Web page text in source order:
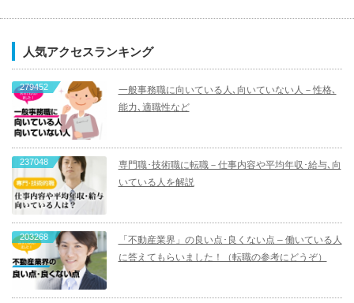
人気アクセスランキング
279452
一般事務職に向いている人､向いていない人－性格､
能力､適職性など
237048
専門職･技術職に転職－仕事内容や平均年収･給与､向
いている人を解説
203268
「不動産業界」の良い点･良くない点 – 働いている人
に答えてもらいました！（転職の参考にどうぞ）